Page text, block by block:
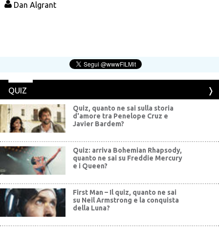
Dan Algrant
QUIZ
Quiz, quanto ne sai sulla storia
d'amore tra Penelope Cruz e
Javier Bardem?
Quiz: arriva Bohemian Rhapsody,
quanto ne sai su Freddie Mercury
e i Queen?
First Man – Il quiz, quanto ne sai
su Neil Armstrong e la conquista
della Luna?